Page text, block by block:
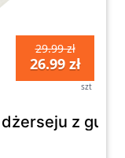
29.99 zł
26.99 zł
szt
dżerseju z